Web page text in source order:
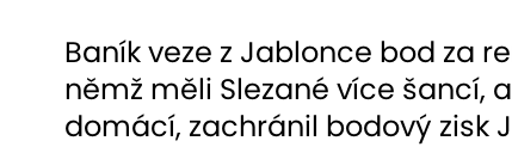
Baník veze z Jablonce bod za
němž měli Slezané více šancí,
domácí, zachránil bodový zisk